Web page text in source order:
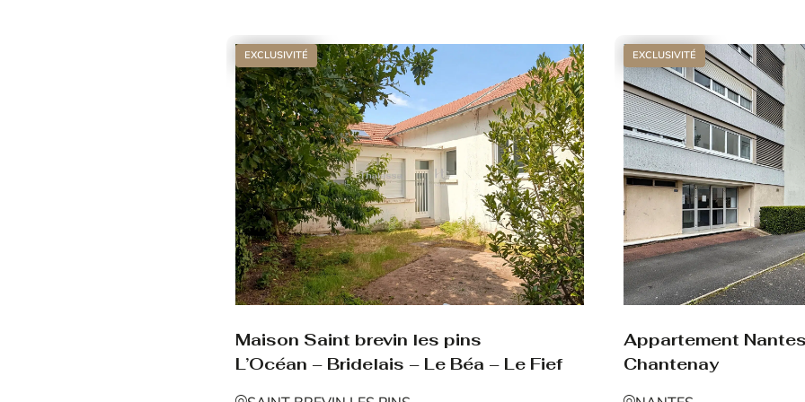
EXCLUSIVITÉ
Maison Saint brevin les pins
L’Océan – Bridelais – Le Béa – Le Fief
EXCLUSIVITÉ
Appartement
Chantenay